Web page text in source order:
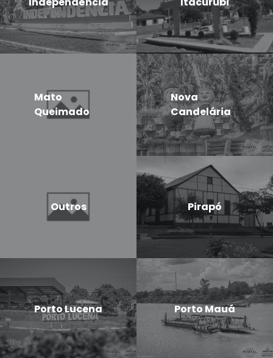
Mato
Queimado
Nova
Candelária
Outros Pirapó
Porto Lucena Porto Mauá